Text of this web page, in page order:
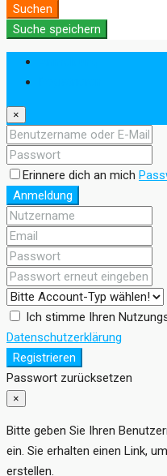
Suchen
Suche speichern
×
Erinnere dich an mich
Anmeldung
Ich stimme Ihren
Datenschutzerklärung
Registrieren
Passwort zurücksetzen
×
Bitte geben Sie Ihren
ein. Sie erhalten einen Link,
erstellen.